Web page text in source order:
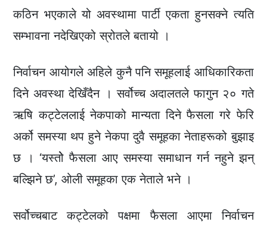
कठिन भएकाले यो अवस्थामा पार्टी एकता हुनसक्ने त्यति
सम्भावना नदेखिएको स्रोतले बतायो ।
निर्वाचन आयोगले अहिले कुनै पनि समूहलाई आधिकारिकता
दिने अवस्था देखिँदैन । सर्वोच्च अदालतले फागुन २० गते
ऋषि कट्टेललाई नेकपाको मान्यता दिने फैसला गरे फेरि
अर्को समस्या थप हुने नेकपा दुवै समूहका नेताहरूको बुझाइ
छ । ‘यस्तोे फैसला आए समस्या समाधान गर्न नहुने झन्
बल्झिने छ’, ओली समूहका एक नेताले भने ।
सर्वोच्चबाट कट्टेलको पक्षमा फैसला आएमा निर्वाचन